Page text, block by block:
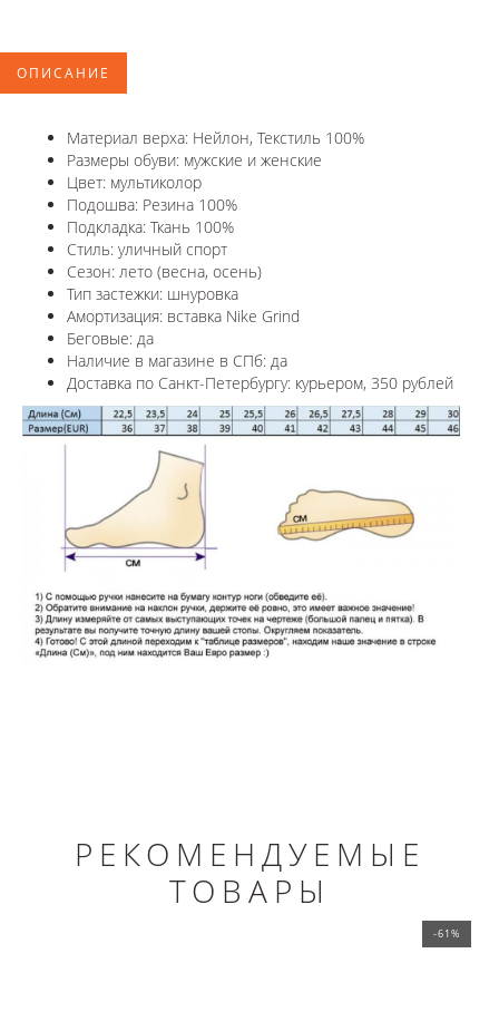
ОПИСАНИЕ
Материал верха: Нейлон, Текстиль 100%
Размеры обуви: мужские и женские
Цвет: мультиколор
Подошва: Резина 100%
Подкладка: Ткань 100%
Стиль: уличный спорт
Сезон: лето (весна, осень)
Тип застежки: шнуровка
Амортизация: вставка Nike Grind
Беговые: да
Наличие в магазине в СПб: да
Доставка по Санкт-Петербургу: курьером, 350 рублей
РЕКОМЕНДУЕМЫЕ
ТОВАРЫ
-61%